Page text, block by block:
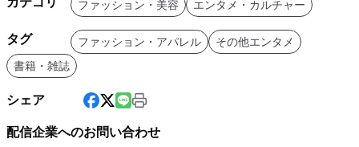
ファッション・美容 エンタメ・カルチャー
タグ ファッション・アパレル
その他エンタメ
書籍・雑誌
シェア
配信企業へのお問い合わせ